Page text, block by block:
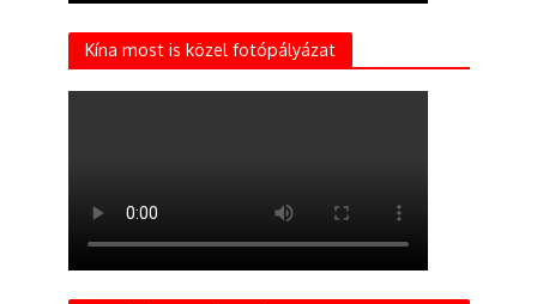
Kína most is közel fotópályázat